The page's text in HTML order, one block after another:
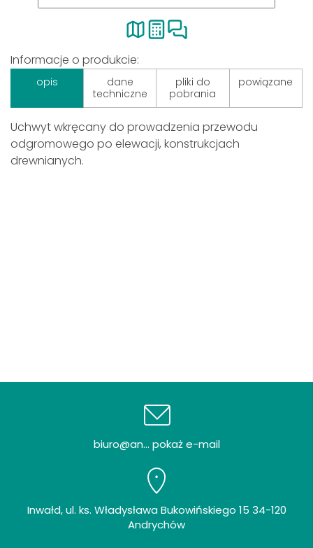
Informacje o produkcie:
opis
dane
techniczne
pliki do
pobrania
powiązane
Uchwyt wkręcany do prowadzenia przewodu
odgromowego po elewacji, konstrukcjach
drewnianych.
biuro@an... pokaż e-mail
Inwałd, ul. ks. Władysława Bukowińskiego 15 34-120
Andrychów